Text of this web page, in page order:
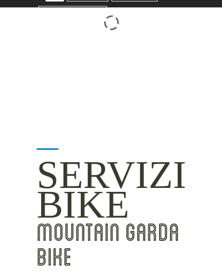
ROVERETO M.BALDO V/GRESTA
SERVIZI
BIKE
MOUNTAIN GARDA
BIKE